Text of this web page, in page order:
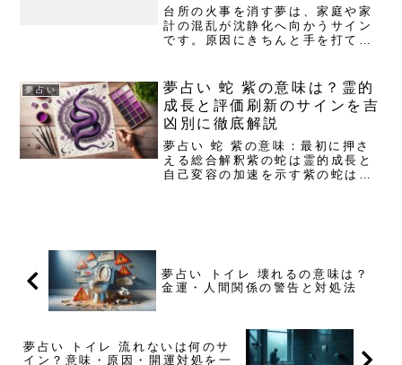
台所の火事を消す夢は、家庭や家
計の混乱が沈静化へ向かうサイン
です。原因にきちんと手を打てば
しく解説します。夢占いで「台所
の火事を消す」意味と結論家庭や
生活基盤の火急課題が沈静化に
向...
夢占い
夢占い 蛇 紫の意味は？霊的
成長と評価刷新のサインを吉
凶別に徹底解説
夢占い 蛇 紫の意味：最初に押さ
える総合解釈紫の蛇は霊的成長と
自己変容の加速を示す紫の蛇は、
夢占い トイレ 壊れるの意味は？
金運・人間関係の警告と対処法
夢占い トイレ 流れないは何のサ
イン？意味・原因・開運対処を一